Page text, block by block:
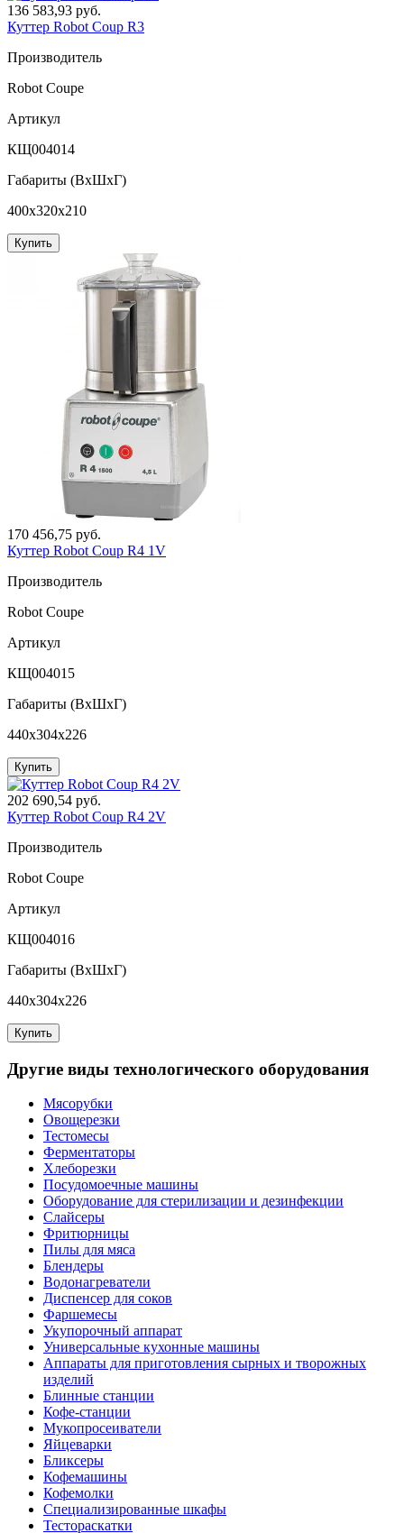
136 583,93 руб.
Куттер Robot Coup R3
Производитель
Robot Coupe
Артикул
КЩ004014
Габариты (ВxШxГ)
400x320x210
Купить
170 456,75 руб.
Куттер Robot Coup R4 1V
Производитель
Robot Coupe
Артикул
КЩ004015
Габариты (ВxШxГ)
440x304x226
Купить
202 690,54 руб.
Куттер Robot Coup R4 2V
Производитель
Robot Coupe
Артикул
КЩ004016
Габариты (ВxШxГ)
440x304x226
Купить
Другие виды технологического оборудования
Мясорубки
Овощерезки
Тестомесы
Ферментаторы
Хлеборезки
Посудомоечные машины
Оборудование для стерилизации и дезинфекции
Слайсеры
Фритюрницы
Пилы для мяса
Блендеры
Водонагреватели
Диспенсер для соков
Фаршемесы
Укупорочный аппарат
Универсальные кухонные машины
Аппараты для приготовления сырных и творожных
изделий
Блинные станции
Кофе-станции
Мукопросеиватели
Яйцеварки
Бликсеры
Кофемашины
Кофемолки
Специализированные шкафы
Тестораскатки